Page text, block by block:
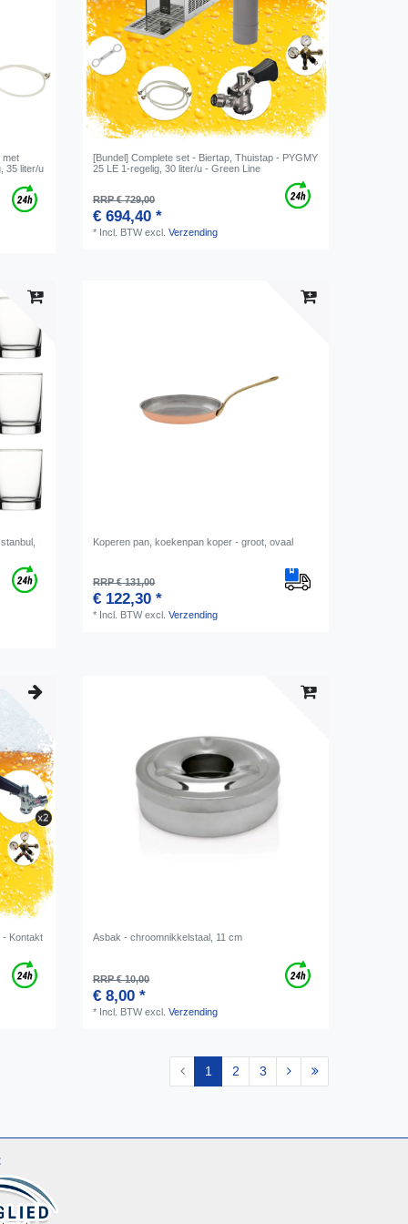
met
35 liter/u
[Bundel] Complete set - Biertap, Thuistap - PYGMY
25 LE 1-regelig, 30 liter/u - Green Line
RRP € 729,00
€ 694,40 *
* Incl. BTWexcl.Verzending
Koperen pan, koekenpan koper - groot, ovaal
RRP € 131,00
€ 122,30 *
* Incl. BTWexcl.Verzending
- Kontakt Asbak - chroomnikkelstaal, 11 cm
RRP € 10,00
€ 8,00 *
* Incl. BTWexcl.Verzending
1 2 3